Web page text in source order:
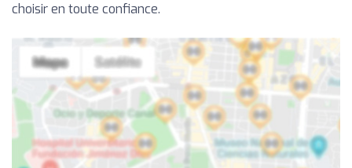
choisir en toute confiance.